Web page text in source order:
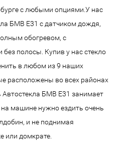
с любыми опциями.У нас
БМВ E31 с датчиком дождя,
обогревом, с
полосы. Купив у нас стекло
в любом из 9 наших
расположены во всех районах
Автостекла БМВ E31 занимает
машине нужно ездить очень
и не поднимая
или домкрате.